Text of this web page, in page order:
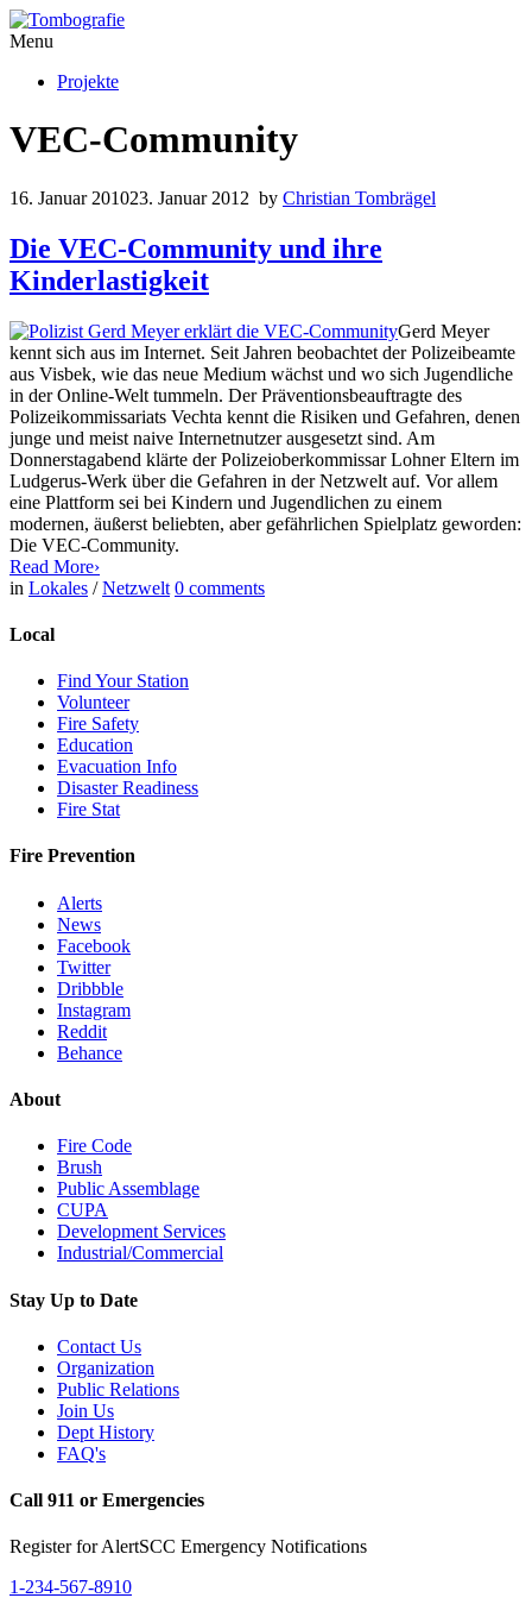
Menu
Projekte
VEC-Community
16. Januar 201023. Januar 2012 by Christian Tombrägel
Die VEC-Community und ihre
Kinderlastigkeit
Gerd Meyer
kennt sich aus im Internet. Seit Jahren beobachtet der Polizeibeamte
aus Visbek, wie das neue Medium wächst und wo sich Jugendliche
in der Online-Welt tummeln. Der Präventionsbeauftragte des
Polizeikommissariats Vechta kennt die Risiken und Gefahren, denen
junge und meist naive Internetnutzer ausgesetzt sind. Am
Donnerstagabend klärte der Polizeioberkommissar Lohner Eltern im
Ludgerus-Werk über die Gefahren in der Netzwelt auf. Vor allem
eine Plattform sei bei Kindern und Jugendlichen zu einem
modernen, äußerst beliebten, aber gefährlichen Spielplatz geworden:
Die VEC-Community.
Read More›
in Lokales /Netzwelt 0 comments
Local
Find Your Station
Volunteer
Fire Safety
Education
Evacuation Info
Disaster Readiness
Fire Stat
Fire Prevention
Alerts
News
Facebook
Twitter
Dribbble
Instagram
Reddit
Behance
About
Fire Code
Brush
Public Assemblage
CUPA
Development Services
Industrial/Commercial
Stay Up to Date
Contact Us
Organization
Public Relations
Join Us
Dept History
FAQ's
Call 911 or Emergencies
Register for AlertSCC Emergency Notifications
1-234-567-8910